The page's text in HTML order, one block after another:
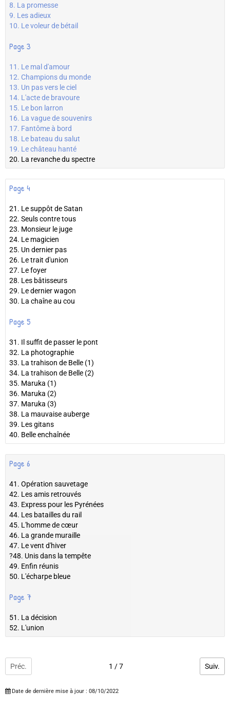
8. La promesse
9. Les adieux
10. Le voleur de bétail
Page 3
11. Le mal d'amour
12. Champions du monde
13. Un pas vers le ciel
14. L'acte de bravoure
15. Le bon larron
16. La vague de souvenirs
17. Fantôme à bord
18. Le bateau du salut
19. Le château hanté
20. La revanche du spectre
Page 4
21. Le suppôt de Satan
22. Seuls contre tous
23. Monsieur le juge
24. Le magicien
25. Un dernier pas
26. Le trait d'union
27. Le foyer
28. Les bâtisseurs
29. Le dernier wagon
30. La chaîne au cou
Page 5
31. Il suffit de passer le pont
32. La photographie
33. La trahison de Belle (1)
34. La trahison de Belle (2)
35. Maruka (1)
36. Maruka (2)
37. Maruka (3)
38. La mauvaise auberge
39. Les gitans
40. Belle enchaînée
Page 6
41. Opération sauvetage
42. Les amis retrouvés
43. Express pour les Pyrénées
44. Les batailles du rail
45. L'homme de cœur
46. La grande muraille
47. Le vent d'hiver
?48. Unis dans la tempête
49. Enfin réunis
50. L'écharpe bleue
Page 7
51. La décision
52. L'union
Préc. 1 / 7 Suiv.
Date de dernière mise à jour : 08/10/2022